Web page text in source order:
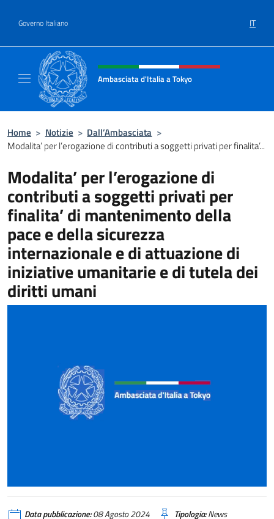
Governo Italiano IT
Intestazione sito, social e menù
Ambasciata d'Italia a Tokyo
Home > Notizie > Dall’Ambasciata >
Modalita’ per l’erogazione di contributi a soggetti privati per finalita’...
Modalita’ per l’erogazione di
contributi a soggetti privati per
finalita’ di mantenimento della
pace e della sicurezza
internazionale e di attuazione di
iniziative umanitarie e di tutela dei
diritti umani
Data pubblicazione:08 Agosto 2024 Tipologia:News